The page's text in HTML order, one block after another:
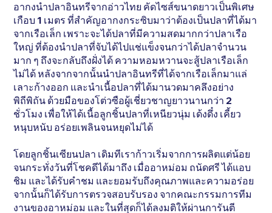
อากงนำปลาอินทรีจากอ่าวไทย คัดไซส์ขนาดยาวเป็นพิเศษ
เกือบ 1 เมตร ที่สำคัญอากงกระซิบมาว่าต้องเป็นปลาที่ได้มา
จากเรือเล็ก เพราะจะได้ปลาที่มีความสดมากกว่าปลาเรือ
ใหญ่ ที่ต้องนำปลาที่จับได้ไปแช่แข็งจนกว่าได้ปลาจำนวน
มาก ๆ ถึงจะกลับถึงฝั่งได้ ความหอมหวานจะสู้ปลาเรือเล็ก
ไม่ได้ หลังจากจากนั้นนำปลาอินทรีที่ได้จากเรือเล็กมาแล่
เลาะก้างออก และนำเนื้อปลาที่ได้มานวดมาคลึงอย่าง
พิถีพิถัน ด้วยมือของโต่วซือผู้เชี่ยวชาญยาวนานกว่า 2
ชั่วโมง เพื่อให้ได้เนื้อลูกชิ้นปลาที่เหนียวนุ่ม เด้งดึ๋ง เคี้ยว
หนุบหนับ อร่อยเพลินจนหยุดไม่ได้
โดยลูกชิ้นเซียนปลา เดิมทีเราก้าวเริ่มจากการผลิตแต่น้อย
จนกระทั่งวันที่โชคดีได้มาถึง เมื่ออาหม่อม ถนัดศรี ได้แอบ
ชิม และได้รับคำชม และยอมรับถึงคุณภาพและความอร่อย
จากนั้นก็ได้รับการตรวจสอบรับรอง จากคณะกรรมการทีม
งานของอาหม่อม และในที่สุดก็ได้ลงมติให้ผ่านการันตี